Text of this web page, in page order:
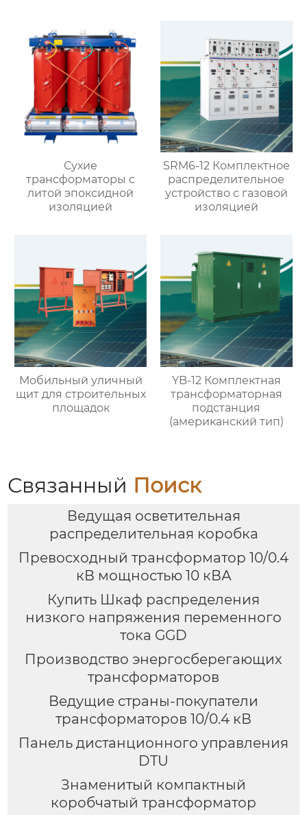
Сухие
трансформаторы с
литой эпоксидной
изоляцией
SRM6-12 Комплектное
распределительное
устройство с газовой
изоляцией
Мобильный уличный
щит для строительных
площадок
YB-12 Комплектная
трансформаторная
подстанция
(американский тип)
Связанный Поиск
Ведущая осветительная
распределительная коробка
Превосходный трансформатор 10/0.4
кВ мощностью 10 кВА
Купить Шкаф распределения
низкого напряжения переменного
тока GGD
Производство энергосберегающих
трансформаторов
Ведущие страны-покупатели
трансформаторов 10/0.4 кВ
Панель дистанционного управления
DTU
Знаменитый компактный
коробчатый трансформатор